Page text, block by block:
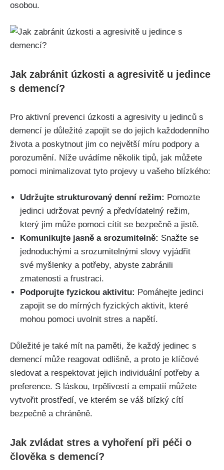
osobou.
Jak zabránit úzkosti a agresivitě u jedince
s demencí?
Pro aktivní prevenci úzkosti a agresivity u jedinců s
demencí je důležité zapojit se do jejich každodenního
života a poskytnout jim co největší míru podpory a
porozumění. Níže uvádíme několik tipů, jak můžete
pomoci minimalizovat tyto projevy u vašeho blízkého:
Udržujte strukturovaný denní režim: Pomozte
jedinci udržovat pevný a předvídatelný režim,
který jim může pomoci cítit se bezpečně a jistě.
Komunikujte jasně a srozumitelně: Snažte se
jednoduchými a srozumitelnými slovy vyjádřit
své myšlenky a potřeby, abyste zabránili
zmatenosti a frustraci.
Podporujte fyzickou aktivitu: Pomáhejte jedinci
zapojit se do mírných fyzických aktivit, které
mohou pomoci uvolnit stres a napětí.
Důležité je také mít na paměti, že každý jedinec s
demencí může reagovat odlišně, a proto je klíčové
sledovat a respektovat jejich individuální potřeby a
preference. S láskou, trpělivostí a empatií můžete
vytvořit prostředí, ve kterém se váš blízký cítí
bezpečně a chráněně.
Jak zvládat stres a vyhoření při péči o
člověka s demencí?